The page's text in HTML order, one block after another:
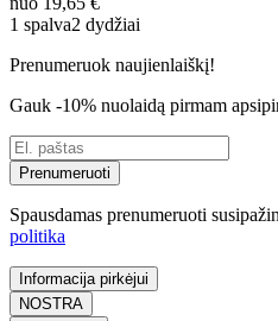
1 spalva2 dydžiai
Prenumeruok naujienlaiškį!
Gauk -10% nuolaidą pirmam
Prenumeruoti
Spausdamas prenumeruoti
politika
Informacija pirkėjui
NOSTRA